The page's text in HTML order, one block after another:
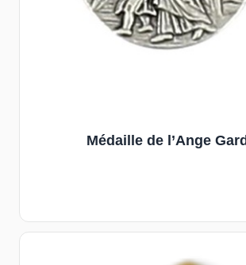
Médaille de l’Ange